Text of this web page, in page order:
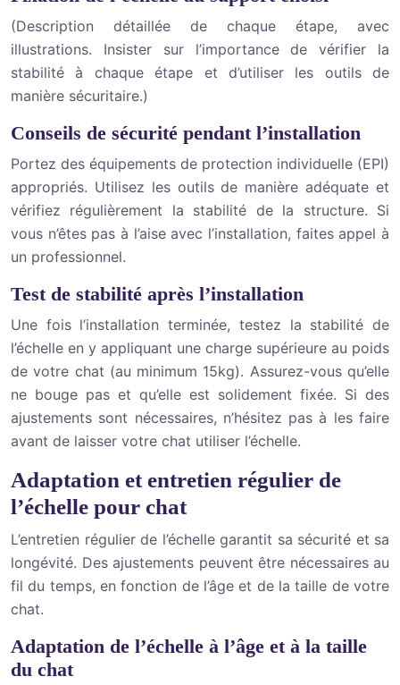
(Description détaillée de chaque étape, avec
illustrations. Insister sur l’importance de vérifier la
stabilité à chaque étape et d’utiliser les outils de
manière sécuritaire.)
Conseils de sécurité pendant l’installation
Portez des équipements de protection individuelle (EPI)
appropriés. Utilisez les outils de manière adéquate et
vérifiez régulièrement la stabilité de la structure. Si
vous n’êtes pas à l’aise avec l’installation, faites appel à
un professionnel.
Test de stabilité après l’installation
Une fois l’installation terminée, testez la stabilité de
l’échelle en y appliquant une charge supérieure au poids
de votre chat (au minimum 15kg). Assurez-vous qu’elle
ne bouge pas et qu’elle est solidement fixée. Si des
ajustements sont nécessaires, n’hésitez pas à les faire
avant de laisser votre chat utiliser l’échelle.
Adaptation et entretien régulier de
l’échelle pour chat
L’entretien régulier de l’échelle garantit sa sécurité et sa
longévité. Des ajustements peuvent être nécessaires au
fil du temps, en fonction de l’âge et de la taille de votre
chat.
Adaptation de l’échelle à l’âge et à la taille
du chat